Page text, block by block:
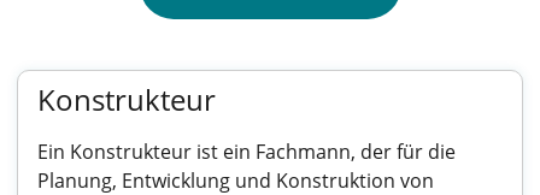
Konstrukteur
Ein Konstrukteur ist ein Fachmann, der für die
Planung, Entwicklung und Konstruktion von